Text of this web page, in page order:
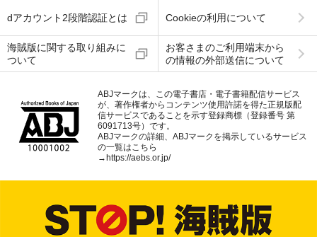
dアカウント2段階認証とは Cookieの利用について
海賊版に関する取り組みに
ついて
お客さまのご利用端末から
の情報の外部送信について
ABJマークは、この電子書店・電子書籍配信サービス
が、著作権者からコンテンツ使用許諾を得た正規版配
信サービスであることを示す登録商標（登録番号 第
6091713号）です。
ABJマークの詳細、ABJマークを掲示しているサービス
の一覧はこちら
→ https://aebs.or.jp/